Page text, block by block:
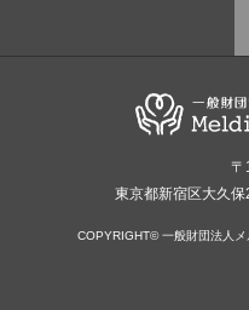
〒
東京都新宿区大久
COPYRIGHT© 一般財団法人